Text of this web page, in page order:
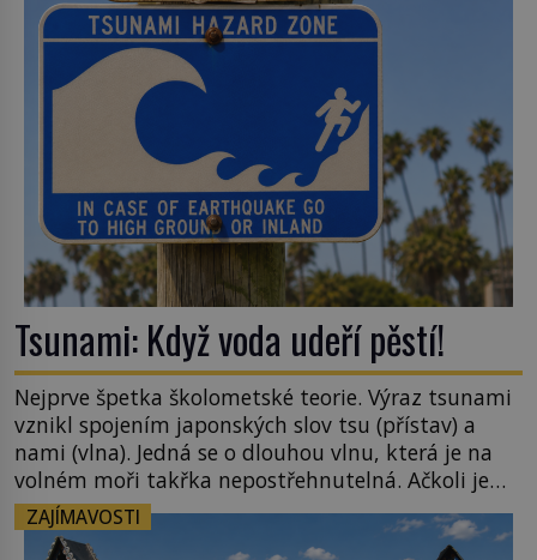
zahradu ani nedokážeme představit. Její příběh je
Tsunami: Když voda udeří pěstí!
Nejprve špetka školometské teorie. Výraz tsunami
vznikl spojením japonských slov tsu (přístav) a
nami (vlna). Jedná se o dlouhou vlnu, která je na
volném moři takřka nepostřehnutelná. Ačkoli je
vlnová délka tsunami i 300 kilometrů, výška vlny
na volném moři je maximálně 1,5 metru. Máme se
ZAJÍMAVOSTI